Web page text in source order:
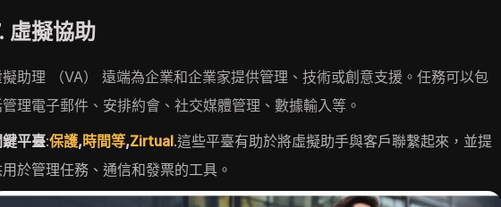
虛擬協助
擬助理 （VA） 遠端為企業和企業家提供管理、技術或創意支援。任務可以包
理電子郵件、安排約會、社交媒體管理、數據輸入等。
鍵平臺:保護,時間等,Zirtual.這些平臺有助於將虛擬助手與客戶聯繫起來，並提
於管理任務、通信和發票的工具。